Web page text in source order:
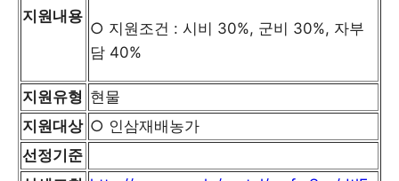
지원내용
○ 지원조건 : 시비 30%, 군비 30%, 자부
담 40%
지원유형 현물
지원대상 ○ 인삼재배농가
선정기준